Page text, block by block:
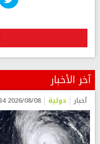
آخر الأخبار
أخبار دولية 2026/08/08 15:34